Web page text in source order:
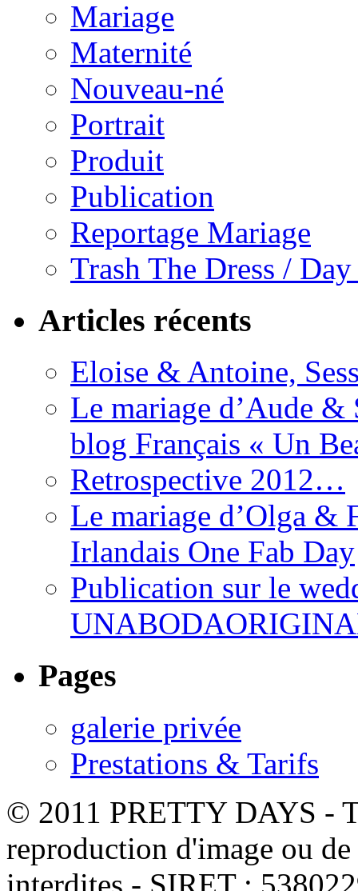
Mariage
Maternité
Nouveau-né
Portrait
Produit
Publication
Reportage Mariage
Trash The Dress /
Articles récents
Eloise & Antoine,
Le mariage d’Aude &
blog Français « Un
Retrospective 2012…
Le mariage d’Olga &
Irlandais One Fab Day
Publication sur le
Pages
galerie privée
Prestations & Tarifs
© 2011 PRETTY DAYS -
reproduction d'image ou
interdites - SIRET :